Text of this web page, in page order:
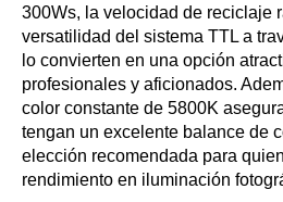
300Ws, la velocidad de reciclaje
versatilidad del sistema TTL a
lo convierten en una opción
profesionales y aficionados.
color constante de 5800K
tengan un excelente balance de
elección recomendada para
rendimiento en iluminación